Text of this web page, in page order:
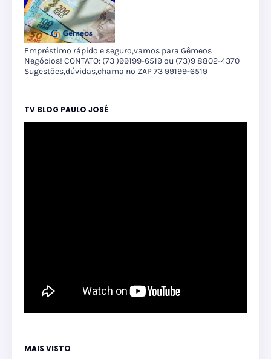
Empréstimo rápido e seguro,vamos para Gêmeos
Negócios! CONTATO: (73 )99199-6519 ou (73)9 8802-4370
Sugestões,dúvidas,chama no ZAP 73 99199-6519
TV BLOG PAULO JOSÉ
MAIS VISTO